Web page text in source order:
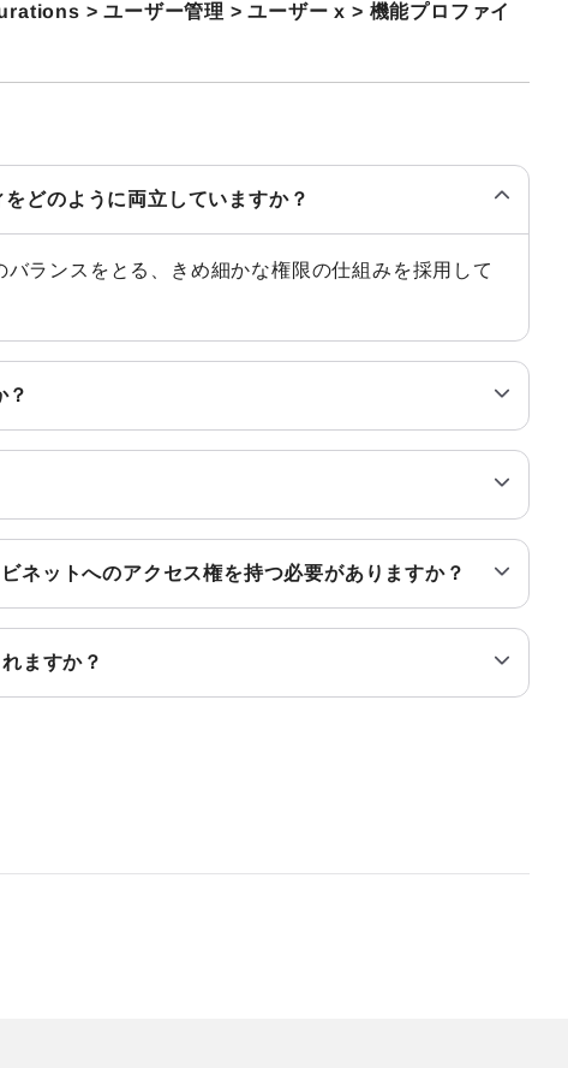
> ユーザー管理 > ユーザー x > 機能プロファイ
どのように両立していますか？
ランスをとる、きめ細かな権限の仕組みを採用して
ネットへのアクセス権を持つ必要がありますか？
ますか？